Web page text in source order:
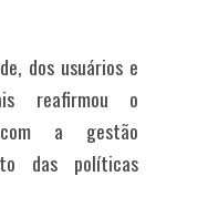
dos usuários e
reafirmou o
com a gestão
das políticas